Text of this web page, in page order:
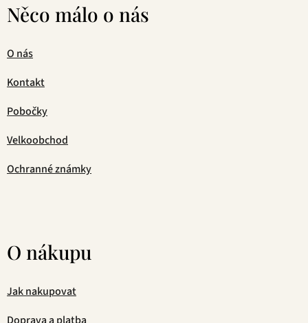
Něco málo o nás
O nás
Kontakt
Pobočky
Velkoobchod
Ochranné známky
O nákupu
Jak nakupovat